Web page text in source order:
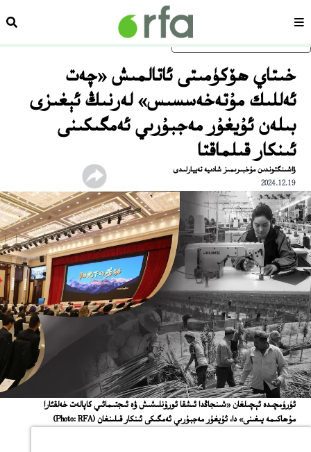
ئاساسلىق مەزمۇنغا ئاتلاڭسەھىپە
خىتاي ھۆكۈمىتى ئاتالمىش «چەت
ئەللىك مۇتەخەسسىس» لەرنىڭ ئېغىزى
بىلەن ئۇيغۇر مەجبۇرىي ئەمگىكىنى
ئىنكار قىلماقتا
ۋاشىنگتوندىن مۇخبىرىمىز شادىيە تەييارلىدى
2024.12.19
ئۈرۈمچىدە ئېچىلغان «شىنجاڭدا ئىشقا ئورۇنلىشىش ۋە ئىجتىمائىي كاپالەت خەلقئارا
مۇھاكىمە يىغىنى» دا، ئۇيغۇر مەجبۇرىي ئەمگىكى ئىنكار قىلىنغان(Photo: RFA)